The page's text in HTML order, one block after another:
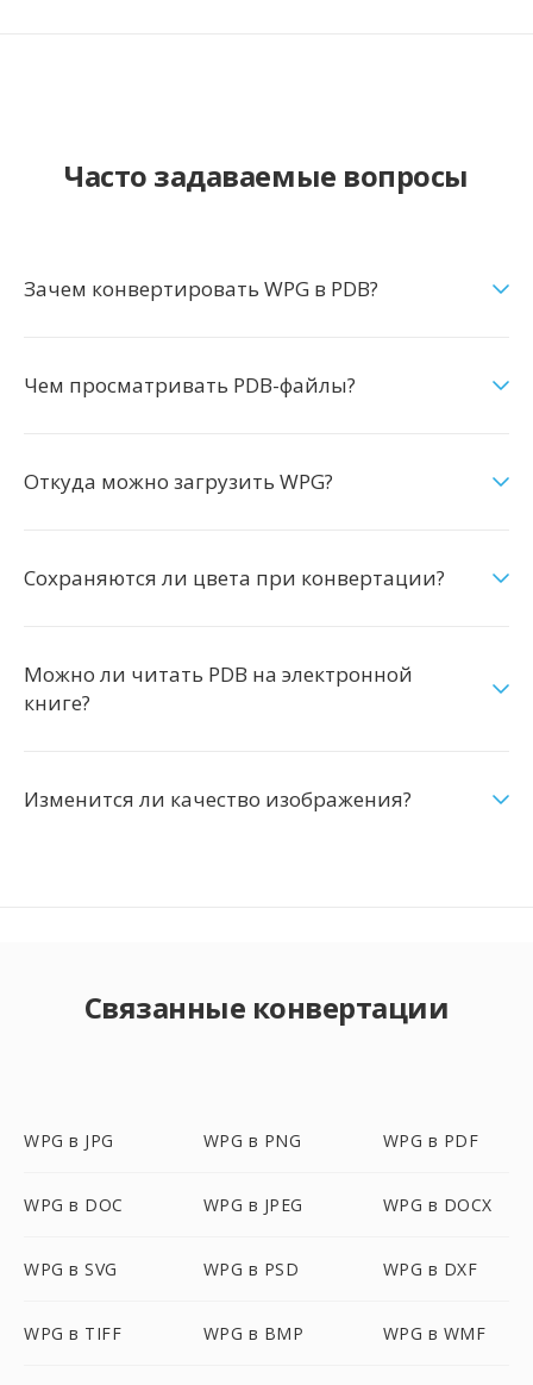
Часто задаваемые вопросы
Зачем конвертировать WPG в PDB?
Чем просматривать PDB-файлы?
Откуда можно загрузить WPG?
Сохраняются ли цвета при конвертации?
Можно ли читать PDB на электронной
книге?
Изменится ли качество изображения?
Связанные конвертации
WPG в JPG WPG в PNG WPG в PDF
WPG в DOC WPG в JPEG WPG в DOCX
WPG в SVG WPG в PSD WPG в DXF
WPG в TIFF WPG в BMP WPG в WMF